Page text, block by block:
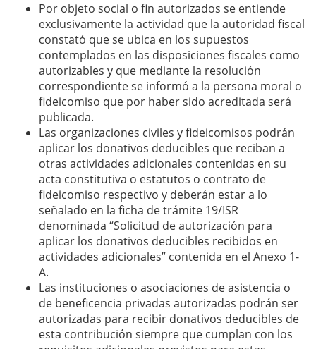
Por objeto social o fin autorizados se entiende
exclusivamente la actividad que la autoridad fiscal
constató que se ubica en los supuestos
contemplados en las disposiciones fiscales como
autorizables y que mediante la resolución
correspondiente se informó a la persona moral o
fideicomiso que por haber sido acreditada será
publicada.
Las organizaciones civiles y fideicomisos podrán
aplicar los donativos deducibles que reciban a
otras actividades adicionales contenidas en su
acta constitutiva o estatutos o contrato de
fideicomiso respectivo y deberán estar a lo
señalado en la ficha de trámite 19/ISR
denominada “Solicitud de autorización para
aplicar los donativos deducibles recibidos en
actividades adicionales” contenida en el Anexo 1-
A.
Las instituciones o asociaciones de asistencia o
de beneficencia privadas autorizadas podrán ser
autorizadas para recibir donativos deducibles de
esta contribución siempre que cumplan con los